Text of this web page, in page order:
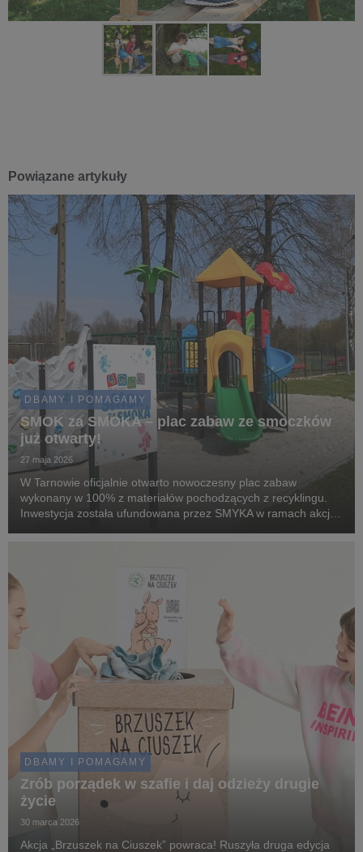
Powiązane artykuły
DBAMY I POMAGAMY
SMOK za SMOKA – plac zabaw ze smoczków
już otwarty!
27 maja 2026
W Tarnowie oficjalnie otwarto nowoczesny plac zabaw
wykonany w 100% z materiałów pochodzących z recyklingu.
Inwestycja została ufundowana przez SMYKA w ramach akcji
DBAMY I POMAGAMY
Zrób porządek w szafie i daj odzieży drugie
życie
30 marca 2026
Akcja „Brzuszek na Ciuszek” powraca! Ruszyła druga edycja